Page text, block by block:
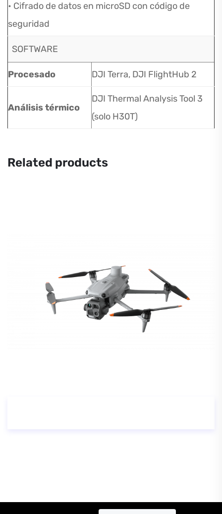
• Cifrado de datos en microSD con código de
seguridad
SOFTWARE
Procesado DJI Terra, DJI FlightHub 2
Análisis térmico
DJI Thermal Analysis Tool 3
(solo H30T)
Related products